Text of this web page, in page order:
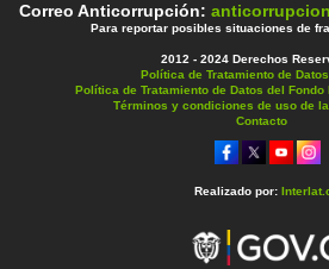
Correo Anticorrupción:
Para reportar posibles situaciones de
2012 - 2024 Derechos
Política de Tratamiento de
Política de Tratamiento de Datos del Fondo
Términos y condiciones de uso de la
Contacto
Realizado por: